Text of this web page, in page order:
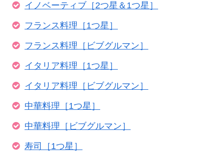
イノベーティブ［2つ星＆1つ星］
フランス料理［1つ星］
フランス料理［ビブグルマン］
イタリア料理［1つ星］
イタリア料理［ビブグルマン］
中華料理［1つ星］
中華料理［ビブグルマン］
寿司［1つ星］